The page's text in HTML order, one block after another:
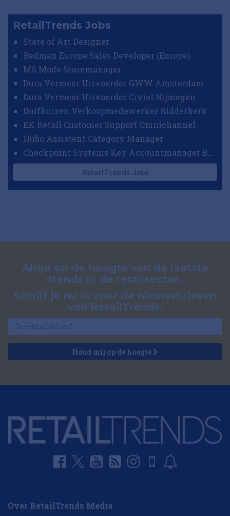
RetailTrends Jobs
State of Art Designer
Redman Europe Sales Developer (Europe)
MS Mode Storemanager
Dura Vermeer Uitvoerder GWW Amsterdam
Dura Vermeer Uitvoerder Civiel Nijmegen
Duifhuizen Verkoopmedewerker Ridderkerk
EK Retail Customer Support Omnichannel
Hubo Assistent Category Manager
RetailTrends Jobs
Altijd op de hoogte van de laatste
trends in de retailsector.
Schrijf je nu in voor de nieuwsbrieven
van RetailTrends.
Houd mij op de hoogte
Over RetailTrends Media